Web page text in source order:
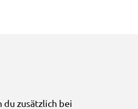
zusätzlich bei